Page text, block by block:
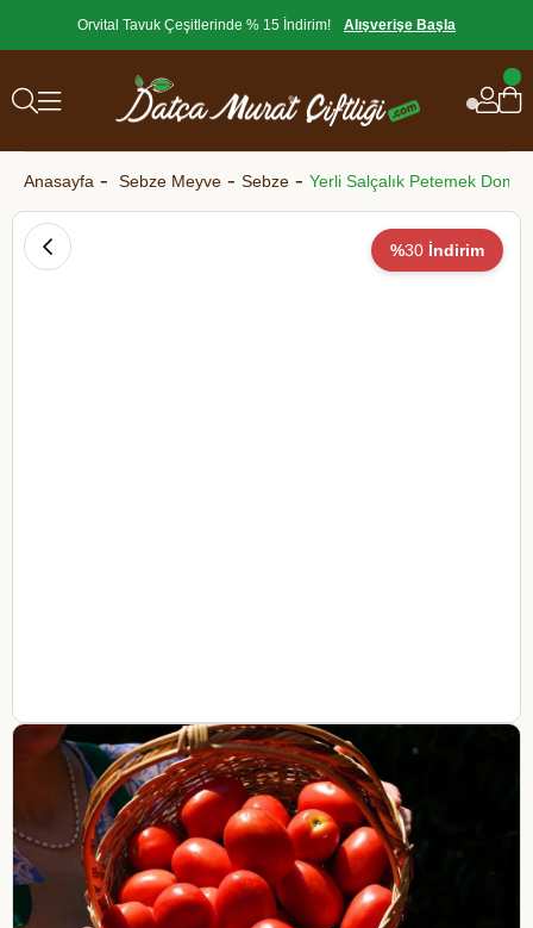
Orvital Tavuk Çeşitlerinde % 15 İndirim! Alışverişe Başla
Anasayfa Sebze Meyve Sebze Yerli Salçalık Petemek
%30 İndirim